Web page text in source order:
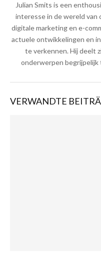
Julian Smits is een
interesse in de wereld van
digitale marketing en e-
actuele ontwikkelingen en
te verkennen. Hij deelt
onderwerpen begrijpelijk
VERWANDTE